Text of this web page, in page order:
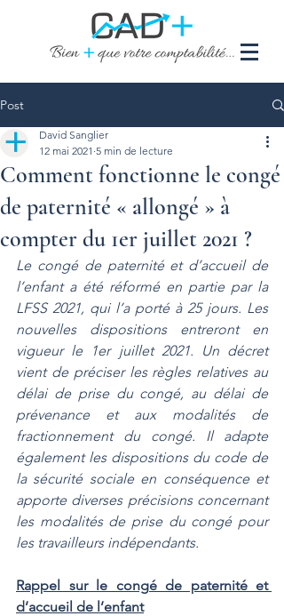
Post
Comment fonctionne le congé
de paternité « allongé » à
compter du 1er juillet 2021 ?
David Sanglier
12 mai 2021 5 min de lecture
Le congé de paternité et d’accueil de
l’enfant a été réformé en partie par la
LFSS 2021, qui l’a porté à 25 jours. Les
nouvelles dispositions entreront en
vigueur le 1er juillet 2021. Un décret
vient de préciser les règles relatives au
délai de prise du congé, au délai de
prévenance et aux modalités de
fractionnement du congé. Il adapte
également les dispositions du code de
la sécurité sociale en conséquence et
apporte diverses précisions concernant
les modalités de prise du congé pour
les travailleurs indépendants.
Rappel sur le congé de paternité et
d’accueil de l’enfant